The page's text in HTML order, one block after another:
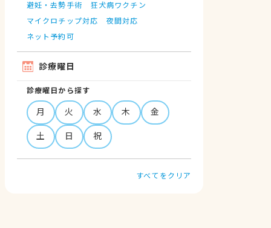
避妊・去勢手術
狂犬病ワクチン
マイクロチップ対応
夜間対応
ネット予約可
診療曜日
診療曜日から探す
月 火 水 木
金
土
日 祝
すべてをクリア